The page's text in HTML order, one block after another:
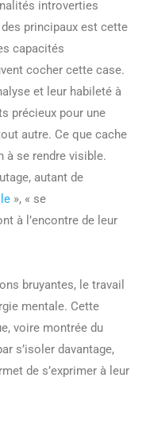
introverties
principaux est cette
capacités
cocher cette case.
et leur habileté à
précieux pour une
autre. Ce que cache
à se rendre visible.
autant de
», « se
à l’encontre de leur
bruyantes, le travail
mentale. Cette
voire montrée du
s’isoler davantage,
de s’exprimer à leur